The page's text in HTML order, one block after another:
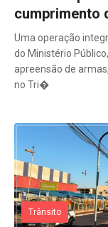
cumprimento
Uma operação
do Ministério
apreensão de
no Tri�
Trânsito